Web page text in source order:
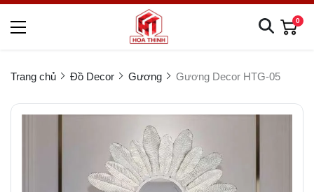
0
Trang chủ Đồ Decor Gương Gương Decor HTG-05